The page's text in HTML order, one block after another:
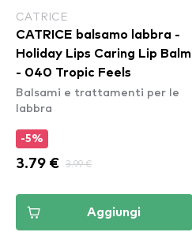
CATRICE
CATRICE balsamo labbra -
Holiday Lips Caring Lip Balm
- 040 Tropic Feels
Balsami e trattamenti per le
labbra
-5%
3.79 € 3.99 €
Aggiungi